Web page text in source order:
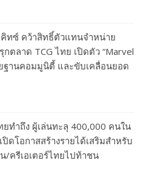
ทซ์ คว้าสิทธิ์ตัวแทนจำหน่าย
ตลาด TCG ไทย เปิดตัว “Marvel
ยฐานคอมมูนิตี้ และขับเคลื่อนยอด
ทำถึง ผู้เล่นทะลุ 400,000 คนใน
ปิดโอกาสสร้างรายได้เสริมสำหรับ
/ครีเอเตอร์ไทยไปท้าชน